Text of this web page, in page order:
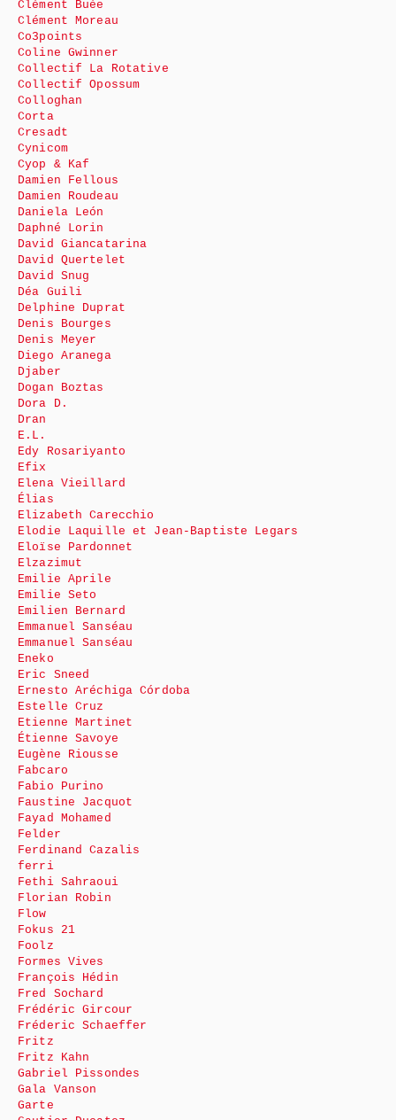
Clément Buée
Clément Moreau
Co3points
Coline Gwinner
Collectif La Rotative
Collectif Opossum
Colloghan
Corta
Cresadt
Cynicom
Cyop & Kaf
Damien Fellous
Damien Roudeau
Daniela León
Daphné Lorin
David Giancatarina
David Quertelet
David Snug
Déa Guili
Delphine Duprat
Denis Bourges
Denis Meyer
Diego Aranega
Djaber
Dogan Boztas
Dora D.
Dran
E.L.
Edy Rosariyanto
Efix
Elena Vieillard
Élias
Elizabeth Carecchio
Elodie Laquille et Jean-Baptiste Legars
Eloïse Pardonnet
Elzazimut
Emilie Aprile
Emilie Seto
Emilien Bernard
Emmanuel Sanséau
Emmanuel Sanséau
Eneko
Eric Sneed
Ernesto Aréchiga Córdoba
Estelle Cruz
Etienne Martinet
Étienne Savoye
Eugène Riousse
Fabcaro
Fabio Purino
Faustine Jacquot
Fayad Mohamed
Felder
Ferdinand Cazalis
ferri
Fethi Sahraoui
Florian Robin
Flow
Fokus 21
Foolz
Formes Vives
François Hédin
Fred Sochard
Frédéric Gircour
Fréderic Schaeffer
Fritz
Fritz Kahn
Gabriel Pissondes
Gala Vanson
Garte